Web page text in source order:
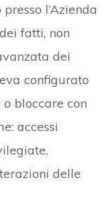
l’Azienda
fatti, non
dei
configurato
bloccare con
accessi
delle